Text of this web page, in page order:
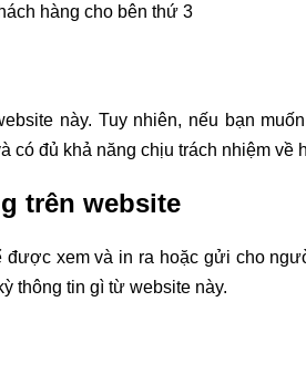
hàng cho bên thứ 3
này. Tuy nhiên, nếu bạn
có đủ khả năng chịu trách nhiệm về
trên website
được xem và in ra hoặc gửi cho
thông tin gì từ website này.